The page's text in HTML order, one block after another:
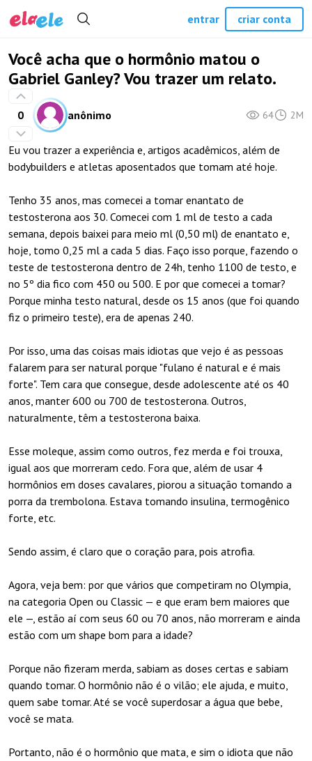
Você acha que o hormônio matou o
Gabriel Ganley? Vou trazer um relato.
0 anônimo 64 2M
Eu vou trazer a experiência e, artigos acadêmicos, além de
bodybuilders e atletas aposentados que tomam até hoje.
Tenho 35 anos, mas comecei a tomar enantato de
testosterona aos 30. Comecei com 1 ml de testo a cada
semana, depois baixei para meio ml (0,50 ml) de enantato e,
hoje, tomo 0,25 ml a cada 5 dias. Faço isso porque, fazendo o
teste de testosterona dentro de 24h, tenho 1100 de testo, e
no 5º dia fico com 450 ou 500. E por que comecei a tomar?
Porque minha testo natural, desde os 15 anos (que foi quando
fiz o primeiro teste), era de apenas 240.
Por isso, uma das coisas mais idiotas que vejo é as pessoas
falarem para ser natural porque "fulano é natural e é mais
forte". Tem cara que consegue, desde adolescente até os 40
anos, manter 600 ou 700 de testosterona. Outros,
naturalmente, têm a testosterona baixa.
Esse moleque, assim como outros, fez merda e foi trouxa,
igual aos que morreram cedo. Fora que, além de usar 4
hormônios em doses cavalares, piorou a situação tomando a
porra da trembolona. Estava tomando insulina, termogênico
forte, etc.
Sendo assim, é claro que o coração para, pois atrofia.
Agora, veja bem: por que vários que competiram no Olympia,
na categoria Open ou Classic — e que eram bem maiores que
ele —, estão aí com seus 60 ou 70 anos, não morreram e ainda
estão com um shape bom para a idade?
Porque não fizeram merda, sabiam as doses certas e sabiam
quando tomar. O hormônio não é o vilão; ele ajuda, e muito,
quem sabe tomar. Até se você superdosar a água que bebe,
você se mata.
Portanto, não é o hormônio que mata, e sim o idiota que não
entrar criar conta